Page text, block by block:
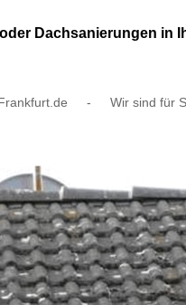
Dachsanierungen in
- Wir sind für